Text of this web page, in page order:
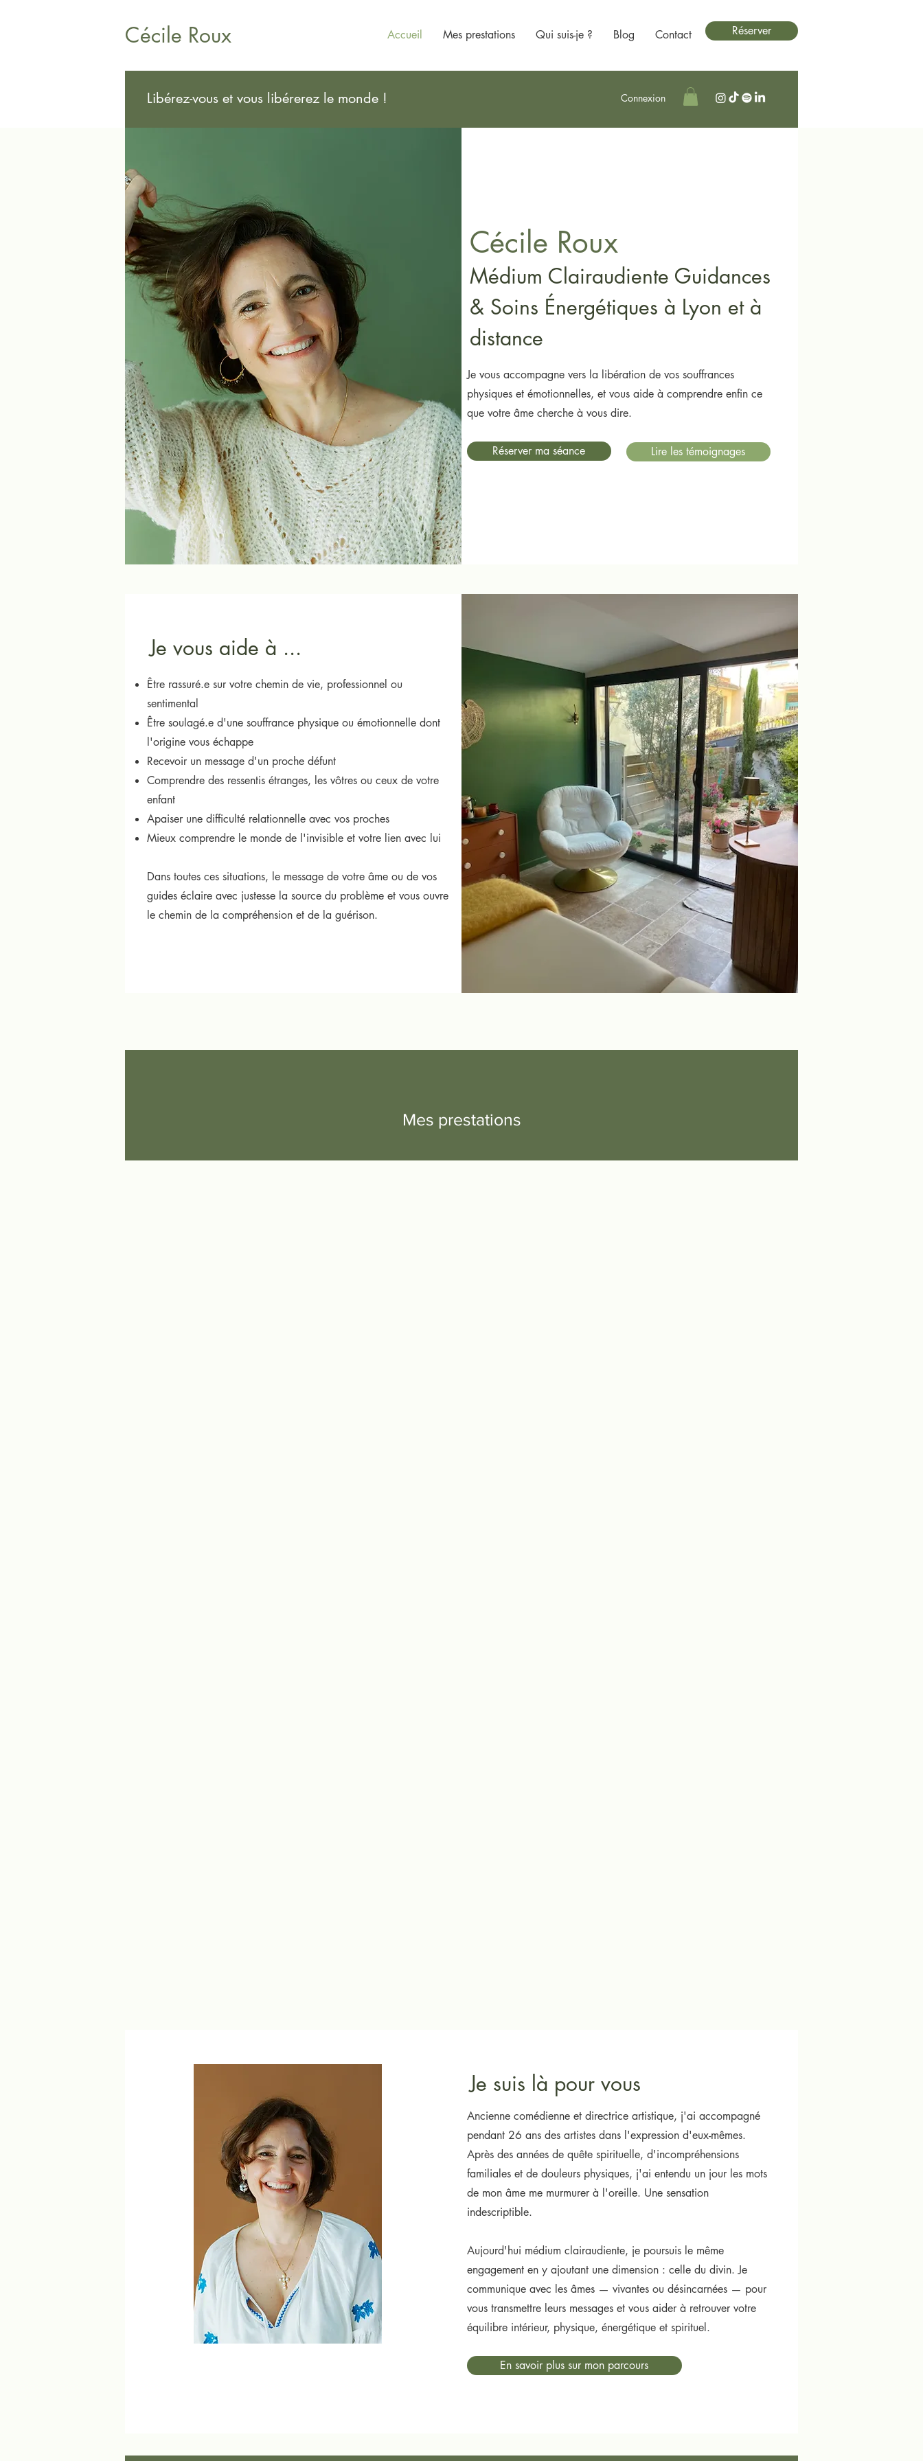
Cécile Roux Accueil Mes prestations Qui suis-je ? Blog Contact Réserver
Libérez-vous et vous libérerez le monde ! Connexion
Cécile Roux
Médium Clairaudiente Guidances
& Soins Énergétiques à Lyon et à
distance
Je vous accompagne vers la libération de vos souffrances
physiques et émotionnelles, et vous aide à comprendre enfin ce
que votre âme cherche à vous dire.
Réserver ma séance Lire les témoignages
Je vous aide à ...
Être rassuré.e sur votre chemin de vie, professionnel ou
sentimental
Être soulagé.e d'une souffrance physique ou émotionnelle dont
l'origine vous échappe
Recevoir un message d'un proche défunt
Comprendre des ressentis étranges, les vôtres ou ceux de votre
enfant
Apaiser une difficulté relationnelle avec vos proches
Mieux comprendre le monde de l'invisible et votre lien avec lui
Dans toutes ces situations, le message de votre âme ou de vos
guides éclaire avec justesse la source du problème et vous ouvre
le chemin de la compréhension et de la guérison.
Mes prestations
Je suis là pour vous
Ancienne comédienne et directrice artistique, j'ai accompagné
pendant 26 ans des artistes dans l'expression d'eux-mêmes.
Après des années de quête spirituelle, d'incompréhensions
familiales et de douleurs physiques, j'ai entendu un jour les mots
de mon âme me murmurer à l'oreille. Une sensation
indescriptible.
Aujourd'hui médium clairaudiente, je poursuis le même
engagement en y ajoutant une dimension : celle du divin. Je
communique avec les âmes — vivantes ou désincarnées — pour
vous transmettre leurs messages et vous aider à retrouver votre
équilibre intérieur, physique, énergétique et spirituel.
En savoir plus sur mon parcours